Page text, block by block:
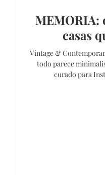
MEMORIA:
casas
Vintage &
todo parece
curado para